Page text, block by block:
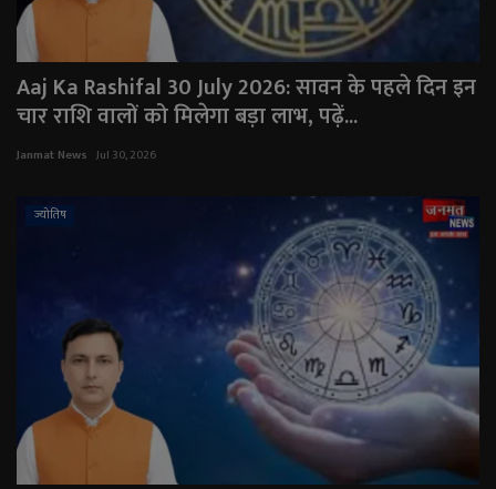
Aaj Ka Rashifal 30 July 2026: सावन के पहले दिन इन
चार राशि वालों को मिलेगा बड़ा लाभ, पढ़ें...
Janmat News Jul 30, 2026
ज्योतिष